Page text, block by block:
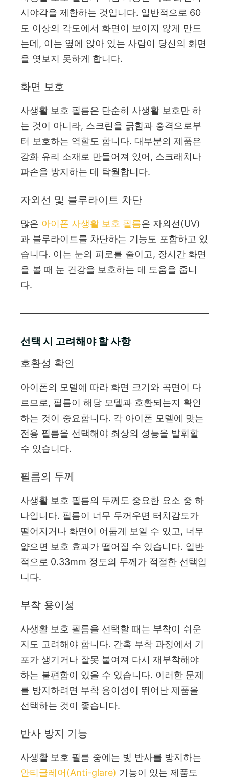
시야각을 제한하는 것입니다. 일반적으로 60
도 이상의 각도에서 화면이 보이지 않게 만드
는데, 이는 옆에 앉아 있는 사람이 당신의 화면
을 엿보지 못하게 합니다.
화면 보호
사생활 보호 필름은 단순히 사생활 보호만 하
는 것이 아니라, 스크린을 긁힘과 충격으로부
터 보호하는 역할도 합니다. 대부분의 제품은
강화 유리 소재로 만들어져 있어, 스크래치나
파손을 방지하는 데 탁월합니다.
자외선 및 블루라이트 차단
많은 아이폰 사생활 보호 필름은 자외선(UV)
과 블루라이트를 차단하는 기능도 포함하고 있
습니다. 이는 눈의 피로를 줄이고, 장시간 화면
을 볼 때 눈 건강을 보호하는 데 도움을 줍니
다.
선택 시 고려해야 할 사항
호환성 확인
아이폰의 모델에 따라 화면 크기와 곡면이 다
르므로, 필름이 해당 모델과 호환되는지 확인
하는 것이 중요합니다. 각 아이폰 모델에 맞는
전용 필름을 선택해야 최상의 성능을 발휘할
수 있습니다.
필름의 두께
사생활 보호 필름의 두께도 중요한 요소 중 하
나입니다. 필름이 너무 두꺼우면 터치감도가
떨어지거나 화면이 어둡게 보일 수 있고, 너무
얇으면 보호 효과가 떨어질 수 있습니다. 일반
적으로 0.33mm 정도의 두께가 적절한 선택입
니다.
부착 용이성
사생활 보호 필름을 선택할 때는 부착이 쉬운
지도 고려해야 합니다. 간혹 부착 과정에서 기
포가 생기거나 잘못 붙여져 다시 재부착해야
하는 불편함이 있을 수 있습니다. 이러한 문제
를 방지하려면 부착 용이성이 뛰어난 제품을
선택하는 것이 좋습니다.
반사 방지 기능
사생활 보호 필름 중에는 빛 반사를 방지하는
안티글레어(Anti-glare) 기능이 있는 제품도